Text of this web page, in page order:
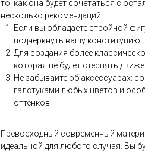
то, как она будет сочетаться с
несколько рекомендаций:
Если вы обладаете стройной
подчеркнуть вашу конституцию.
Для создания более
которая не будет стеснять
Не забывайте об аксессуарах:
галстуками любых цветов и
оттенков.
Превосходный современный
идеальной для любого случая. Вы